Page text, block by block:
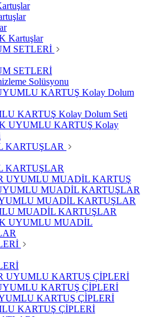
Kartuşlar
SETLERİ
SETLERİ
Solüsyonu
KARTUŞ Kolay Dolum
KARTUŞ Kolay Dolum Seti
UYUMLU KARTUŞ Kolay
KARTUŞLAR
KARTUŞLAR
UYUMLU MUADİL KARTUŞ
MUADİL KARTUŞLAR
MUADİL KARTUŞLAR
MUADİL KARTUŞLAR
UYUMLU MUADİL
UYUMLU KARTUŞ ÇİPLERİ
KARTUŞ ÇİPLERİ
KARTUŞ ÇİPLERİ
KARTUŞ ÇİPLERİ